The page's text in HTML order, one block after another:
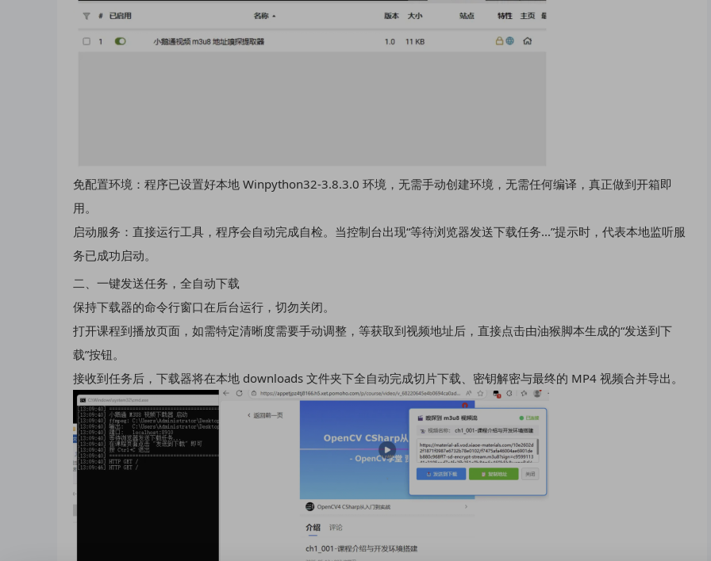
免配置环境：程序已设置好本地 Winpython32-3.8.3.0 环境，无需手动创建环境，无需任何编译，真正做到开箱即
用。
启动服务：直接运行工具，程序会自动完成自检。当控制台出现“等待浏览器发送下载任务...”提示时，代表本地监听服
务已成功启动。
二、一键发送任务，全自动下载
保持下载器的命令行窗口在后台运行，切勿关闭。
打开课程到播放页面，如需特定清晰度需要手动调整，等获取到视频地址后，直接点击由油猴脚本生成的“发送到下
载”按钮。
接收到任务后，下载器将在本地 downloads 文件夹下全自动完成切片下载、密钥解密与最终的 MP4 视频合并导出。